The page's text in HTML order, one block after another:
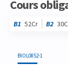
Cours
B1 52Cr B2
BIOL0852-1